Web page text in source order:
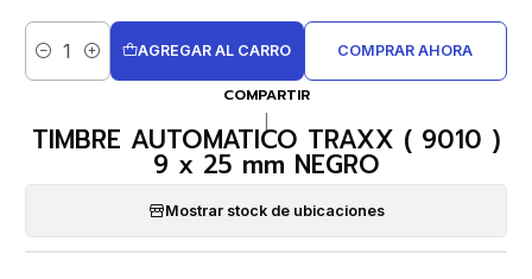
Cantidad
AGREGAR AL CARRO COMPRAR AHORA
COMPARTIR
TIMBRE AUTOMATICO TRAXX ( 9010 )
9 x 25 mm NEGRO
Mostrar stock de ubicaciones